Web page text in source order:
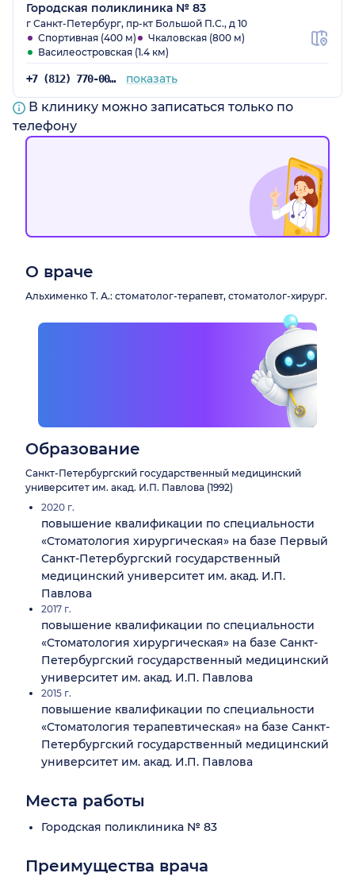
Городская поликлиника № 83
г Санкт-Петербург, пр-кт Большой П.С., д 10
Спортивная (400 м)
Чкаловская (800 м)
Василеостровская (1.4 км)
+7 (812) 770-00-83 показать
В клинику можно записаться только по
телефону
О враче
Альхименко Т. А.: стоматолог-терапевт, стоматолог-хирург.
Образование
Санкт-Петербургский государственный медицинский
университет им. акад. И.П. Павлова (1992)
2020 г.
повышение квалификации по специальности
«Стоматология хирургическая» на базе Первый
Санкт-Петербургский государственный
медицинский университет им. акад. И.П.
Павлова
2017 г.
повышение квалификации по специальности
«Стоматология хирургическая» на базе Санкт-
Петербургский государственный медицинский
университет им. акад. И.П. Павлова
2015 г.
повышение квалификации по специальности
«Стоматология терапевтическая» на базе Санкт-
Петербургский государственный медицинский
университет им. акад. И.П. Павлова
Места работы
Городская поликлиника № 83
Преимущества врача